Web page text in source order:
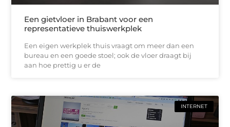
Een gietvloer in Brabant voor een
representatieve thuiswerkplek
Een eigen werkplek thuis vraagt om meer dan een
bureau en een goede stoel; ook de vloer draagt bij
aan hoe prettig u er de
INTERNET